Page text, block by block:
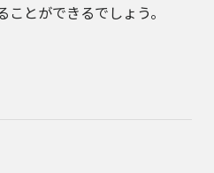
とができるでしょう。